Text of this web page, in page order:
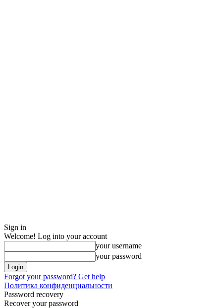
Sign in
Welcome! Log into your account
your username
your password
Forgot your password? Get help
Политика конфиденциальности
Password recovery
Recover your password